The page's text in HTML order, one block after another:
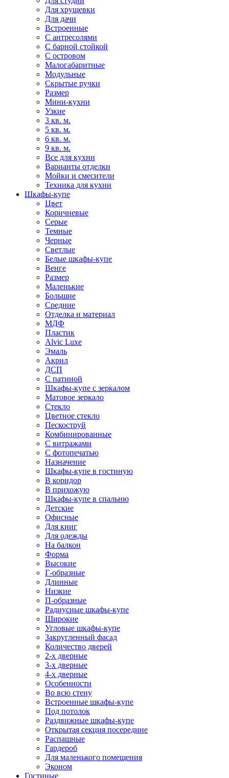
Для хрущевки
Для дачи
Встроенные
С антресолями
С барной стойкой
С островом
Малогабаритные
Модульные
Скрытые ручки
Размер
Мини-кухни
Узкие
3 кв. м.
5 кв. м.
6 кв. м.
9 кв. м.
Все для кухни
Варианты отделки
Мойки и смесители
Техника для кухни
Шкафы-купе
Цвет
Коричневые
Серые
Темные
Черные
Светлые
Белые шкафы-купе
Венге
Размер
Маленькие
Большие
Средние
Отделка и материал
МДФ
Пластик
Alvic Luxe
Эмаль
Акрил
ДСП
С патиной
Шкафы-купе с зеркалом
Матовое зеркало
Стекло
Цветное стекло
Пескоструй
Комбинированные
С витражами
С фотопечатью
Назначение
Шкафы-купе в гостиную
В коридор
В прихожую
Шкафы-купе в спальню
Детские
Офисные
Для книг
Для одежды
На балкон
Форма
Высокие
Г-образные
Длинные
Низкие
П-образные
Радиусные шкафы-купе
Широкие
Угловые шкафы-купе
Закругленный фасад
Количество дверей
2-х дверные
3-х дверные
4-х дверные
Особенности
Во всю стену
Встроенные шкафы-купе
Под потолок
Раздвижные шкафы-купе
Открытая секция посередине
Распашные
Гардероб
Для маленького помещения
Эконом
Гостиные